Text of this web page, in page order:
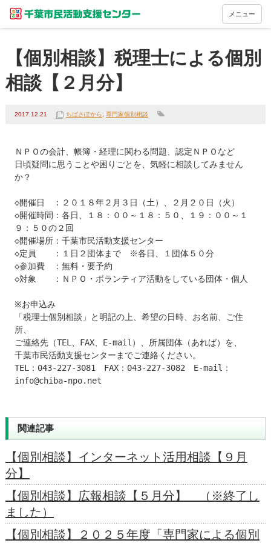
メニュー
【個別相談】税理士による個別
相談【２月分】
2017.12.21 ちばさぽから 専門家個別相談
ＮＰＯの会計、帳簿・経理に関わる問題、認定ＮＰＯなど
日頃疑問に思うことや困りごとを、気軽に相談してみません
か？
◇開催日　：２０１８年２月３日（土）、２月２０日（火）
◇開催時間：各日、１８：００～１８：５０、１９：００～１
９：５０の２回
◇開催場所：千葉市民活動支援センター
◇定員　　：１日２団体まで　※各日、１団体５０分
◇参加費　：無料・要予約
◇対象　　：ＮＰＯ・ボランティア活動をしている団体・個人
※お申込み
「税理士個別相談」と明記の上、希望の日時、お名前、ご住
所、
ご連絡先（TEL、FAX、E-mail）、所属団体（あれば）を、
千葉市民活動支援センターまでご連絡ください。
TEL：043-227-3081　FAX：043-227-3082　E-mail：
info@chiba-npo.net
関連記事
【個別相談】インターネット活用相談【９月
分】
【個別相談】広報相談【５月分】 （※終了し
ました）
【個別相談】２０２５年度「専門家による個別